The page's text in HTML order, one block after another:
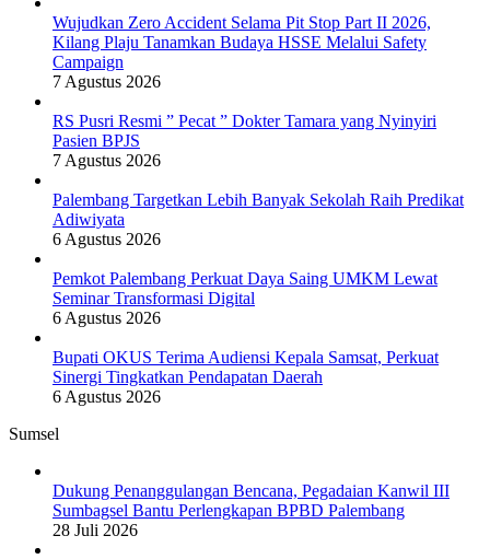
Wujudkan Zero Accident Selama Pit Stop Part II 2026,
Kilang Plaju Tanamkan Budaya HSSE Melalui Safety
Campaign
7 Agustus 2026
RS Pusri Resmi ” Pecat ” Dokter Tamara yang Nyinyiri
Pasien BPJS
7 Agustus 2026
Palembang Targetkan Lebih Banyak Sekolah Raih Predikat
Adiwiyata
6 Agustus 2026
Pemkot Palembang Perkuat Daya Saing UMKM Lewat
Seminar Transformasi Digital
6 Agustus 2026
Bupati OKUS Terima Audiensi Kepala Samsat, Perkuat
Sinergi Tingkatkan Pendapatan Daerah
6 Agustus 2026
Sumsel
Dukung Penanggulangan Bencana, Pegadaian Kanwil III
Sumbagsel Bantu Perlengkapan BPBD Palembang
28 Juli 2026